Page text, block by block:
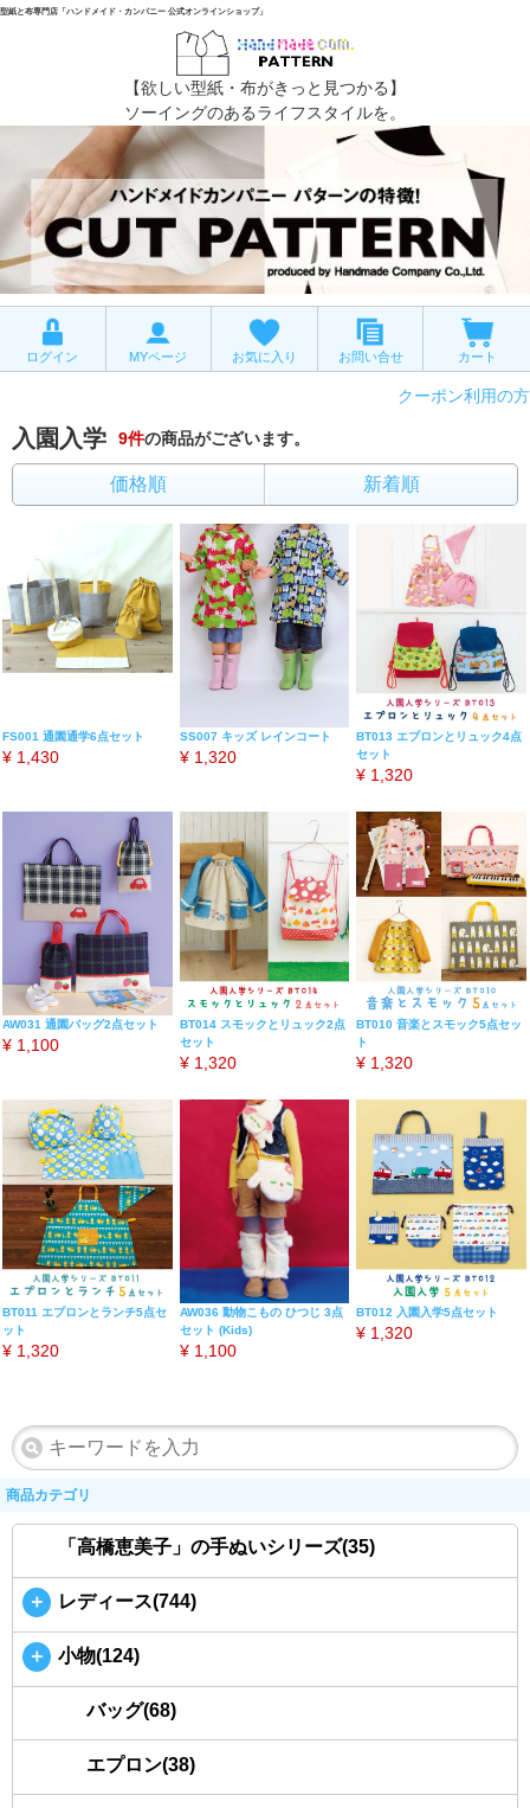
型紙と布専門店「ハンドメイド・カンパニー 公式オンラインショップ」
【欲しい型紙・布がきっと見つかる】
ソーイングのあるライフスタイルを。
ログイン MYページ お気に入り お問い合せ カート
クーポン利用の方
入園入学 9件の商品がございます。
価格順 新着順
FS001 通園通学6点セット
¥ 1,430
SS007 キッズ レインコート
¥ 1,320
BT013 エプロンとリュック4点
セット
¥ 1,320
AW031 通園バッグ2点セット
¥ 1,100
BT014 スモックとリュック2点
セット
¥ 1,320
BT010 音楽とスモック5点セッ
ト
¥ 1,320
BT011 エプロンとランチ5点セ
ット
¥ 1,320
AW036 動物こもの ひつじ 3点
セット (Kids)
¥ 1,100
BT012 入園入学5点セット
¥ 1,320
商品カテゴリ
「高橋恵美子」の手ぬいシリーズ(35)
＋ レディース(744)
＋ 小物(124)
バッグ(68)
エプロン(38)